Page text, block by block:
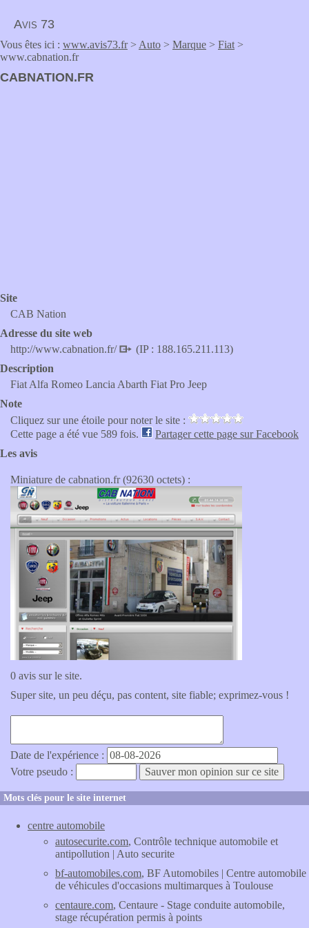
Avis 73
Vous êtes ici : www.avis73.fr> Auto > Marque > Fiat >
www.cabnation.fr
CABNATION.FR
Site
CAB Nation
Adresse du site web
http://www.cabnation.fr/
(IP : 188.165.211.113)
Description
Fiat Alfa Romeo Lancia Abarth Fiat Pro Jeep
Note
Cliquez sur une étoile pour noter le site :
Cette page a été vue 589 fois.
Partager cette page sur Facebook
Les avis
Miniature de cabnation.fr (92630 octets) :
0 avis sur le site.
Super site, un peu déçu, pas content, site fiable; exprimez-vous !
Date de l'expérience :
Votre pseudo :
Mots clés pour le site internet
centre automobile
autosecurite.com, Contrôle technique automobile et
antipollution | Auto securite
bf-automobiles.com, BF Automobiles | Centre automobile
de véhicules d'occasions multimarques à Toulouse
centaure.com, Centaure - Stage conduite automobile,
stage récupération permis à points